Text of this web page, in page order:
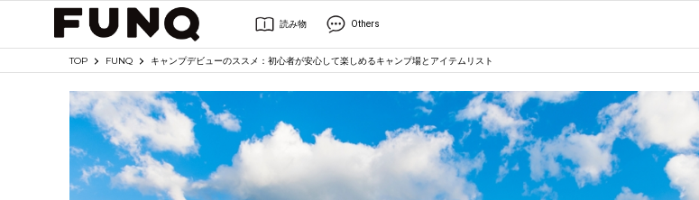
読み物 Others
TOP FUNQ キャンプデビューのススメ：初心者が安心して楽しめるキャンプ場とアイテムリスト